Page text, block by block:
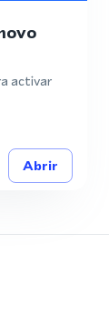
activar
Abrir